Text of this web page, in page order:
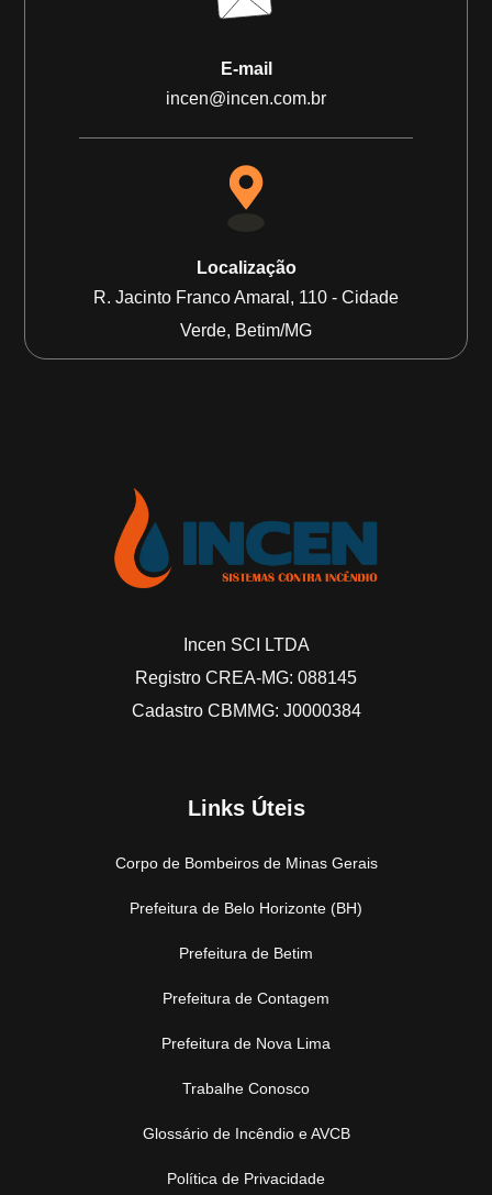
E-mail
incen@incen.com.br
Localização
R. Jacinto Franco Amaral, 110 - Cidade
Verde, Betim/MG
Incen SCI LTDA
Registro CREA-MG: 088145
Cadastro CBMMG: J0000384
Links Úteis
Corpo de Bombeiros de Minas Gerais
Prefeitura de Belo Horizonte (BH)
Prefeitura de Betim
Prefeitura de Contagem
Prefeitura de Nova Lima
Trabalhe Conosco
Glossário de Incêndio e AVCB
Política de Privacidade